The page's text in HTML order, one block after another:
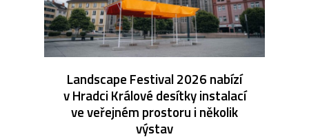
Landscape Festival 2026 nabízí
v Hradci Králové desítky instalací
ve veřejném prostoru i několik
výstav